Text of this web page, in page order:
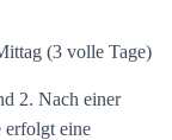
(3 volle Tage)
2. Nach einer
erfolgt eine